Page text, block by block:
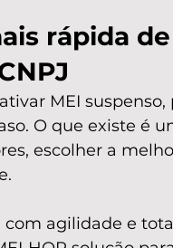
rápida
MEI
O que existe é
escolher a
agilidade e